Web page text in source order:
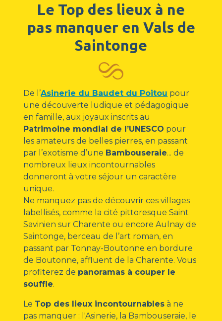
Le Top des lieux à ne
pas manquer en Vals de
Saintonge
De l’Asinerie du Baudet du Poitou pour
une découverte ludique et pédagogique
en famille, aux joyaux inscrits au
Patrimoine mondial de l’UNESCO pour
les amateurs de belles pierres, en passant
par l’exotisme d’une Bambouseraie... de
nombreux lieux incontournables
donneront à votre séjour un caractère
unique.
Ne manquez pas de découvrir ces villages
labellisés, comme la cité pittoresque Saint
Savinien sur Charente ou encore Aulnay de
Saintonge, berceau de l’art roman, en
passant par Tonnay-Boutonne en bordure
de Boutonne, affluent de la Charente. Vous
profiterez de panoramas à couper le
souffle.
Le Top des lieux incontournables à ne
pas manquer : l'Asinerie, la Bambouseraie, le